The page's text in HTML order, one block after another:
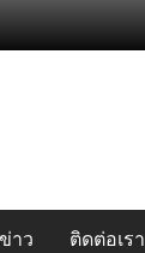
าว ติดต่อเรา